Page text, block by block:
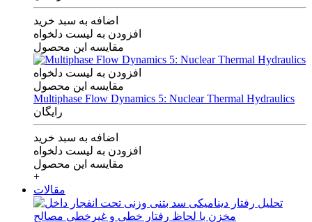
اضافه به سبد خرید
افزودن به لیست دلخواه
مقایسه این محصول
افزودن به لیست دلخواه
مقایسه این محصول
Multiphase Flow Dynamics 5: Nuclear Thermal Hydraulics
رایگان
اضافه به سبد خرید
افزودن به لیست دلخواه
مقایسه این محصول
+
مقالات